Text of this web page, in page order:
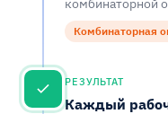
комбинаторной
Комбинаторная
РЕЗУЛЬТАТ
Каждый